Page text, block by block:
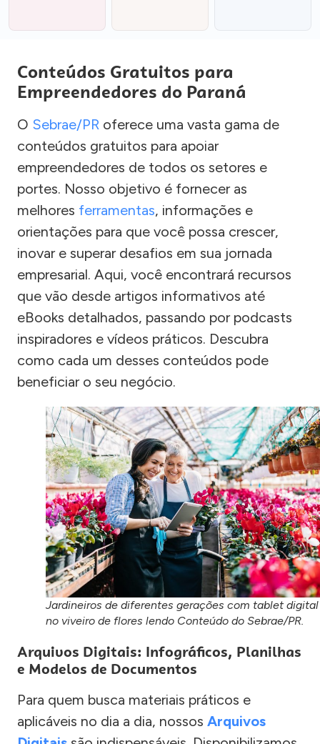
Conteúdos Gratuitos para
Empreendedores do Paraná
O Sebrae/PR oferece uma vasta gama de
conteúdos gratuitos para apoiar
empreendedores de todos os setores e
portes. Nosso objetivo é fornecer as
melhores ferramentas, informações e
orientações para que você possa crescer,
inovar e superar desafios em sua jornada
empresarial. Aqui, você encontrará recursos
que vão desde artigos informativos até
eBooks detalhados, passando por podcasts
inspiradores e vídeos práticos. Descubra
como cada um desses conteúdos pode
beneficiar o seu negócio.
Jardineiros de diferentes gerações com tablet digital
no viveiro de flores lendo Conteúdo do Sebrae/PR.
Arquivos Digitais: Infográficos, Planilhas
e Modelos de Documentos
Para quem busca materiais práticos e
aplicáveis no dia a dia, nossos Arquivos